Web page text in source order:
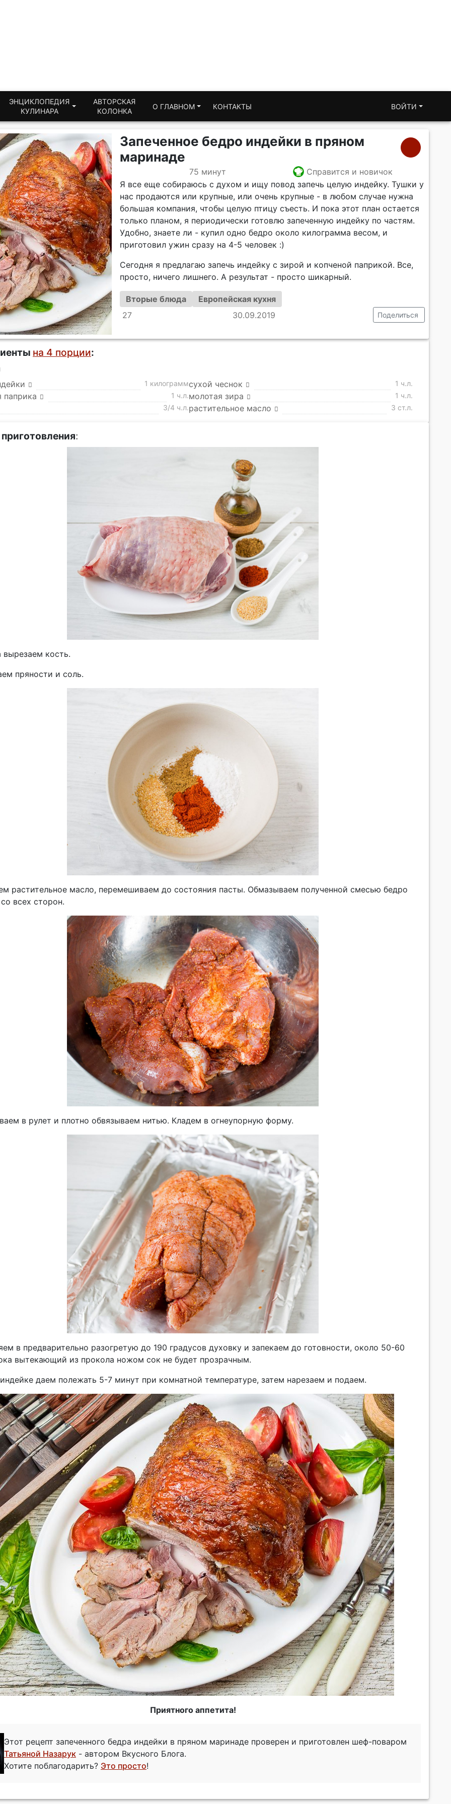
ЭНЦИКЛОПЕДИЯ
КУЛИНАРА
АВТОРСКАЯ
КОЛОНКА
О ГЛАВНОМ КОНТАКТЫ ВОЙТИ
Запеченное бедро индейки в пряном
маринаде
75 минут
Справится и новичок
Я все еще собираюсь с духом и ищу повод запечь целую индейку. Тушки у
нас продаются или крупные, или очень крупные - в любом случае нужна
большая компания, чтобы целую птицу съесть. И пока этот план остается
только планом, я периодически готовлю запеченную индейку по частям.
Удобно, знаете ли - купил одно бедро около килограмма весом, и
приготовил ужин сразу на 4-5 человек :)
Сегодня я предлагаю запечь индейку с зирой и копченой паприкой. Все,
просто, ничего лишнего. А результат - просто шикарный.
Вторые блюда
Европейская кухня
27
30.09.2019 Поделиться
на 4 порции:
1 килограммсухой чеснок 1 ч.л.
паприка 1 ч.л.молотая зира 1 ч.л.
3/4 ч.л.растительное масло 3 ст.л.
:
вырезаем кость.
пряности и соль.
растительное масло, перемешиваем до состояния пасты. Обмазываем полученной смесью бедро
всех сторон.
в рулет и плотно обвязываем нитью. Кладем в огнеупорную форму.
в предварительно разогретую до 190 градусов духовку и запекаем до готовности, около 50-60
вытекающий из прокола ножом сок не будет прозрачным.
даем полежать 5-7 минут при комнатной температуре, затем нарезаем и подаем.
Приятного аппетита!
Этот рецепт запеченного бедра индейки в пряном маринаде проверен и приготовлен шеф-поваром
Татьяной Назарук - автором Вкусного Блога.
Хотите поблагодарить? Это просто!